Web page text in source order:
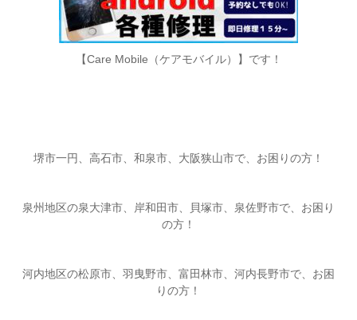
【Care Mobile（ケアモバイル）】です！
堺市一円、高石市、和泉市、大阪狭山市で、お困りの方！
泉州地区の泉大津市、岸和田市、貝塚市、泉佐野市で、お困り
の方！
河内地区の松原市、羽曳野市、富田林市、河内長野市で、お困
りの方！